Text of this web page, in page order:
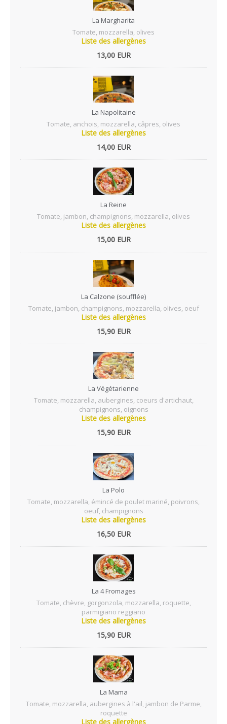
La Margharita
Tomate, mozzarella, olives
Liste des allergènes
13,00 EUR
La Napolitaine
Tomate, anchois, mozzarella, câpres, olives
Liste des allergènes
14,00 EUR
La Reine
Tomate, jambon, champignons, mozzarella, olives
Liste des allergènes
15,00 EUR
La Calzone (soufflée)
Tomate, jambon, champignons, mozzarella, olives, oeuf
Liste des allergènes
15,90 EUR
La Végétarienne
Tomate, mozzarella, aubergines, coeurs d'artichaut,
champignons, oignons
Liste des allergènes
15,90 EUR
La Polo
Tomate, mozzarella, émincé de poulet mariné, poivrons,
oeuf, champignons
Liste des allergènes
16,50 EUR
La 4 Fromages
Tomate, chèvre, gorgonzola, mozzarella, roquette,
parmigiano reggiano
Liste des allergènes
15,90 EUR
La Mama
Tomate, mozzarella, aubergines à l'ail, jambon de Parme,
roquette
Liste des allergènes